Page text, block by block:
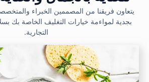
يتعاون فريقنا من المصممين الخبراء
بجدية لمواءمة خيارات التغليف الخاصة بك
التجارية.